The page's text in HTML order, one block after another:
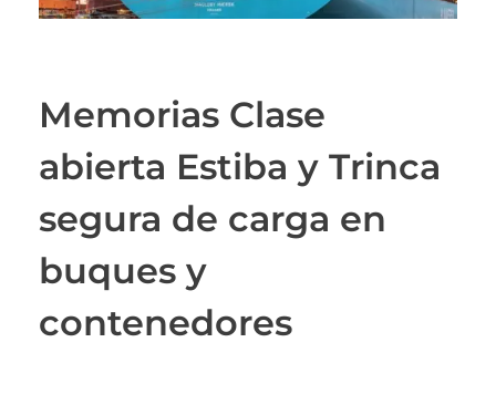
Memorias Clase
abierta Estiba y Trinca
segura de carga en
buques y
contenedores